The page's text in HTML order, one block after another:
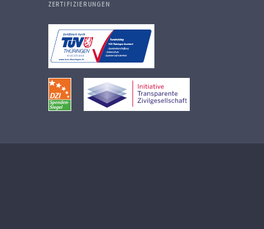
ZERTIFIZIERUNGEN